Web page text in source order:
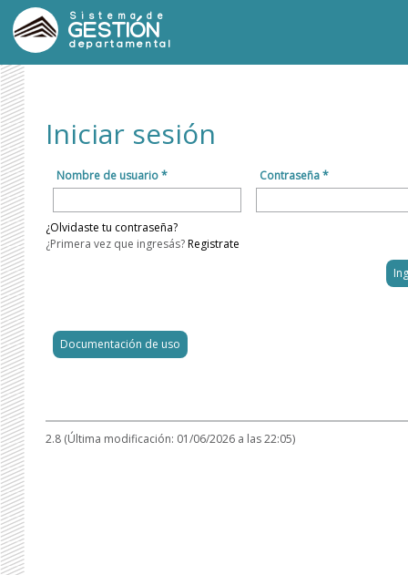
Sistema de
GESTIÓN
departamental
Iniciar sesión
Nombre de usuario * Contraseña *
¿Olvidaste tu contraseña?
¿Primera vez que ingresás?Registrate
Documentación de uso
2.8 (Última modificación: 01/06/2026 a las 22:05)